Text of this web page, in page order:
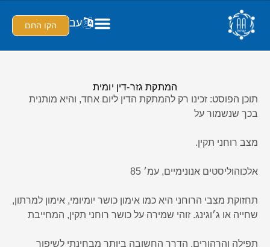
הקו החם עב
המתקת גזר-דין יומית
תוכן הפוסט: זכינו רק להמתקת הדין ליום אחד, והיא מותנית
בכך שנשמור על
מצב רוחני תקין.
אלכוהוליסטים אנונימיים, עמ׳ 85
תחזוקת מצבי הרוחני היא כמו אימון כושר יומיומי, אימון למרתון,
שחייה או ג׳וגינג. זוהי שמירה על כושר רוחני תקין, המחייבת
תפילה והרהורים. הדרך החשובה ביותר מבחינתי לשיפור